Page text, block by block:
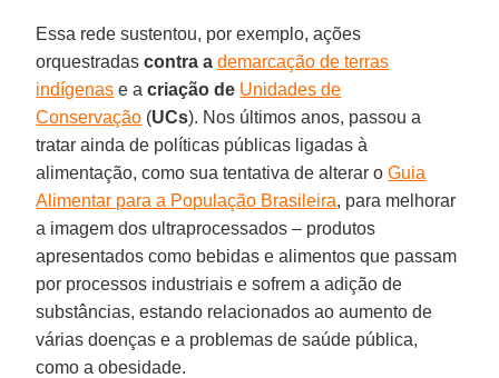
Essa rede sustentou, por exemplo, ações
orquestradascontra ademarcação de terras
indígenas e acriação de Unidades de
Conservação (UCs). Nos últimos anos, passou a
tratar ainda de políticas públicas ligadas à
alimentação, como sua tentativa de alterar oGuia
Alimentar para a População Brasileira, para melhorar
a imagem dos ultraprocessados – produtos
apresentados como bebidas e alimentos que passam
por processos industriais e sofrem a adição de
substâncias, estando relacionados ao aumento de
várias doenças e a problemas de saúde pública,
como a obesidade.